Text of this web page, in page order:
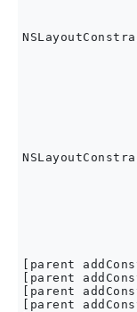
[parent
[parent
[parent
[parent